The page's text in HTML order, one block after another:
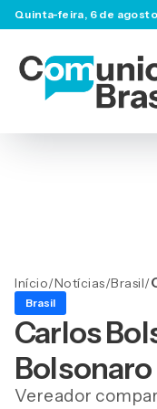
Quinta-feira, 6 de
Início/Notícias/Brasil/
Brasil
Carlos
Bolsonaro
Vereador